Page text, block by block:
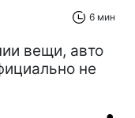
6 мин
вещи, авто
не